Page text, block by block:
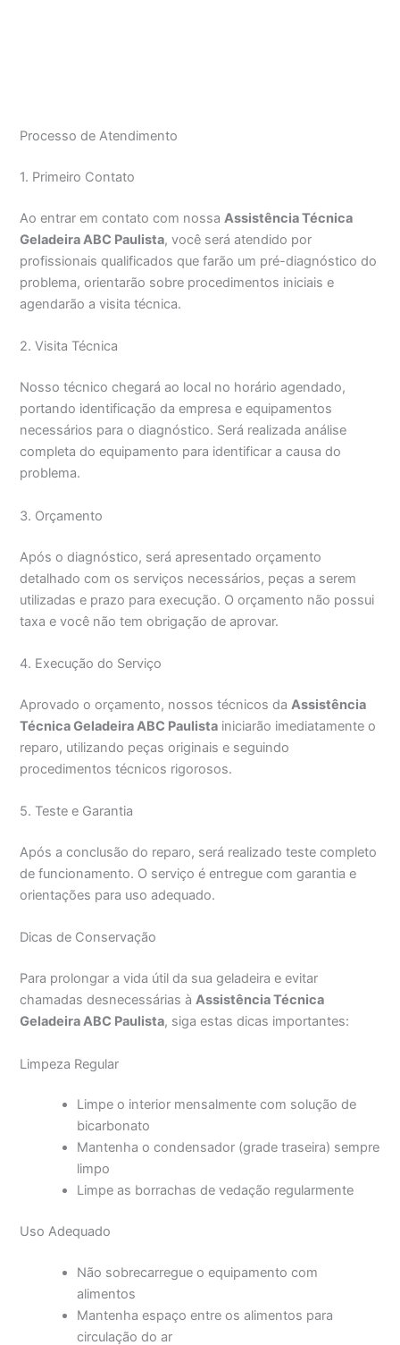
Processo de Atendimento
1. Primeiro Contato
Ao entrar em contato com nossaAssistência Técnica
Geladeira ABC Paulista, você será atendido por
profissionais qualificados que farão um pré-diagnóstico do
problema, orientarão sobre procedimentos iniciais e
agendarão a visita técnica.
2. Visita Técnica
Nosso técnico chegará ao local no horário agendado,
portando identificação da empresa e equipamentos
necessários para o diagnóstico. Será realizada análise
completa do equipamento para identificar a causa do
problema.
3. Orçamento
Após o diagnóstico, será apresentado orçamento
detalhado com os serviços necessários, peças a serem
utilizadas e prazo para execução. O orçamento não possui
taxa e você não tem obrigação de aprovar.
4. Execução do Serviço
Aprovado o orçamento, nossos técnicos daAssistência
Técnica Geladeira ABC Paulista iniciarão imediatamente o
reparo, utilizando peças originais e seguindo
procedimentos técnicos rigorosos.
5. Teste e Garantia
Após a conclusão do reparo, será realizado teste completo
de funcionamento. O serviço é entregue com garantia e
orientações para uso adequado.
Dicas de Conservação
Para prolongar a vida útil da sua geladeira e evitar
chamadas desnecessárias àAssistência Técnica
Geladeira ABC Paulista, siga estas dicas importantes:
Limpeza Regular
Limpe o interior mensalmente com solução de
bicarbonato
Mantenha o condensador (grade traseira) sempre
limpo
Limpe as borrachas de vedação regularmente
Uso Adequado
Não sobrecarregue o equipamento com
alimentos
Mantenha espaço entre os alimentos para
circulação do ar